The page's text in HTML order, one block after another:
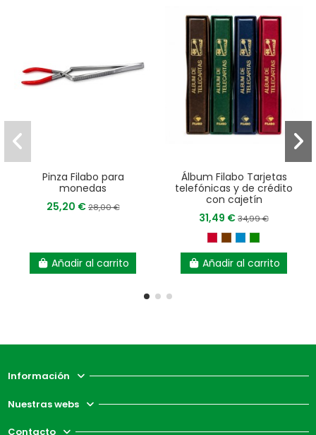
Pinza Filabo para
monedas
25,20 €28,00 €
Añadir al carrito
Álbum Filabo Tarjetas
telefónicas y de crédito
con cajetín
31,49 €34,99 €
Añadir al carrito
Información
Nuestras webs
Contacto